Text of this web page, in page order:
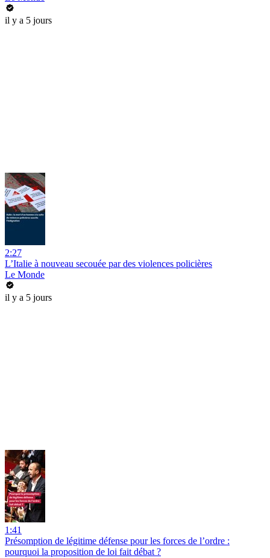
il y a 5 jours
2:27
L’Italie à nouveau secouée par des violences policières
Le Monde
il y a 5 jours
1:41
Présomption de légitime défense pour les forces de l’ordre :
pourquoi la proposition de loi fait débat ?